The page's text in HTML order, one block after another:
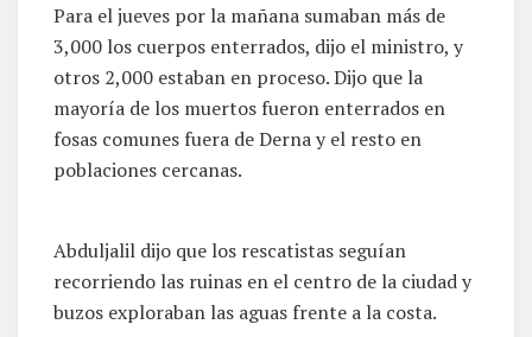
Para el jueves por la mañana sumaban más de
3,000 los cuerpos enterrados, dijo el ministro, y
otros 2,000 estaban en proceso. Dijo que la
mayoría de los muertos fueron enterrados en
fosas comunes fuera de Derna y el resto en
poblaciones cercanas.
Abduljalil dijo que los rescatistas seguían
recorriendo las ruinas en el centro de la ciudad y
buzos exploraban las aguas frente a la costa.